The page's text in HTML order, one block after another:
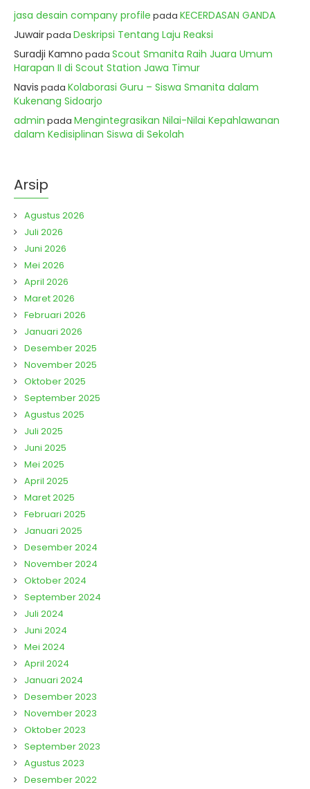
jasa desain company profile pada KECERDASAN GANDA
Juwairpada Deskripsi Tentang Laju Reaksi
Suradji Kamno pada Scout Smanita Raih Juara Umum
Harapan II di Scout Station Jawa Timur
Navis pada Kolaborasi Guru – Siswa Smanita dalam
Kukenang Sidoarjo
admin pada Mengintegrasikan Nilai-Nilai Kepahlawanan
dalam Kedisiplinan Siswa di Sekolah
Arsip
Agustus 2026
Juli 2026
Juni 2026
Mei 2026
April 2026
Maret 2026
Februari 2026
Januari 2026
Desember 2025
November 2025
Oktober 2025
September 2025
Agustus 2025
Juli 2025
Juni 2025
Mei 2025
April 2025
Maret 2025
Februari 2025
Januari 2025
Desember 2024
November 2024
Oktober 2024
September 2024
Juli 2024
Juni 2024
Mei 2024
April 2024
Januari 2024
Desember 2023
November 2023
Oktober 2023
September 2023
Agustus 2023
Desember 2022